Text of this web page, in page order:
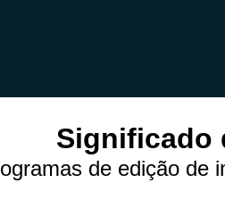
Significado
de edição de